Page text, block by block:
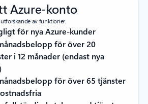
Azure-konto
av funktioner.
för nya Azure-kunder
för över 20
i 12 månader (endast nya
för över 65 tjänster